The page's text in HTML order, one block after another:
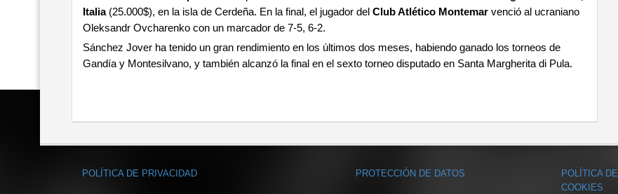
Italia(25.000$), en la isla de Cerdeña. En la final, el jugador del Club Atlético Montemar venció al ucraniano
Oleksandr Ovcharenko con un marcador de 7-5, 6-2.
Sánchez Jover ha tenido un gran rendimiento en los últimos dos meses, habiendo ganado los torneos de
Gandía y Montesilvano, y también alcanzó la final en el sexto torneo disputado en Santa Margherita di Pula.
POLÍTICA DE PRIVACIDAD PROTECCIÓN DE DATOS
POLÍTICA DE
COOKIES